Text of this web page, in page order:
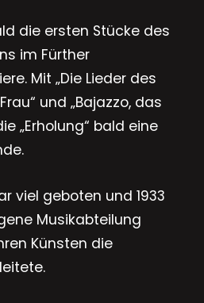
die ersten Stücke des
im Fürther
Mit „Die Lieder des
und „Bajazzo, das
„Erholung“ bald eine
viel geboten und 1933
Musikabteilung
Künsten die